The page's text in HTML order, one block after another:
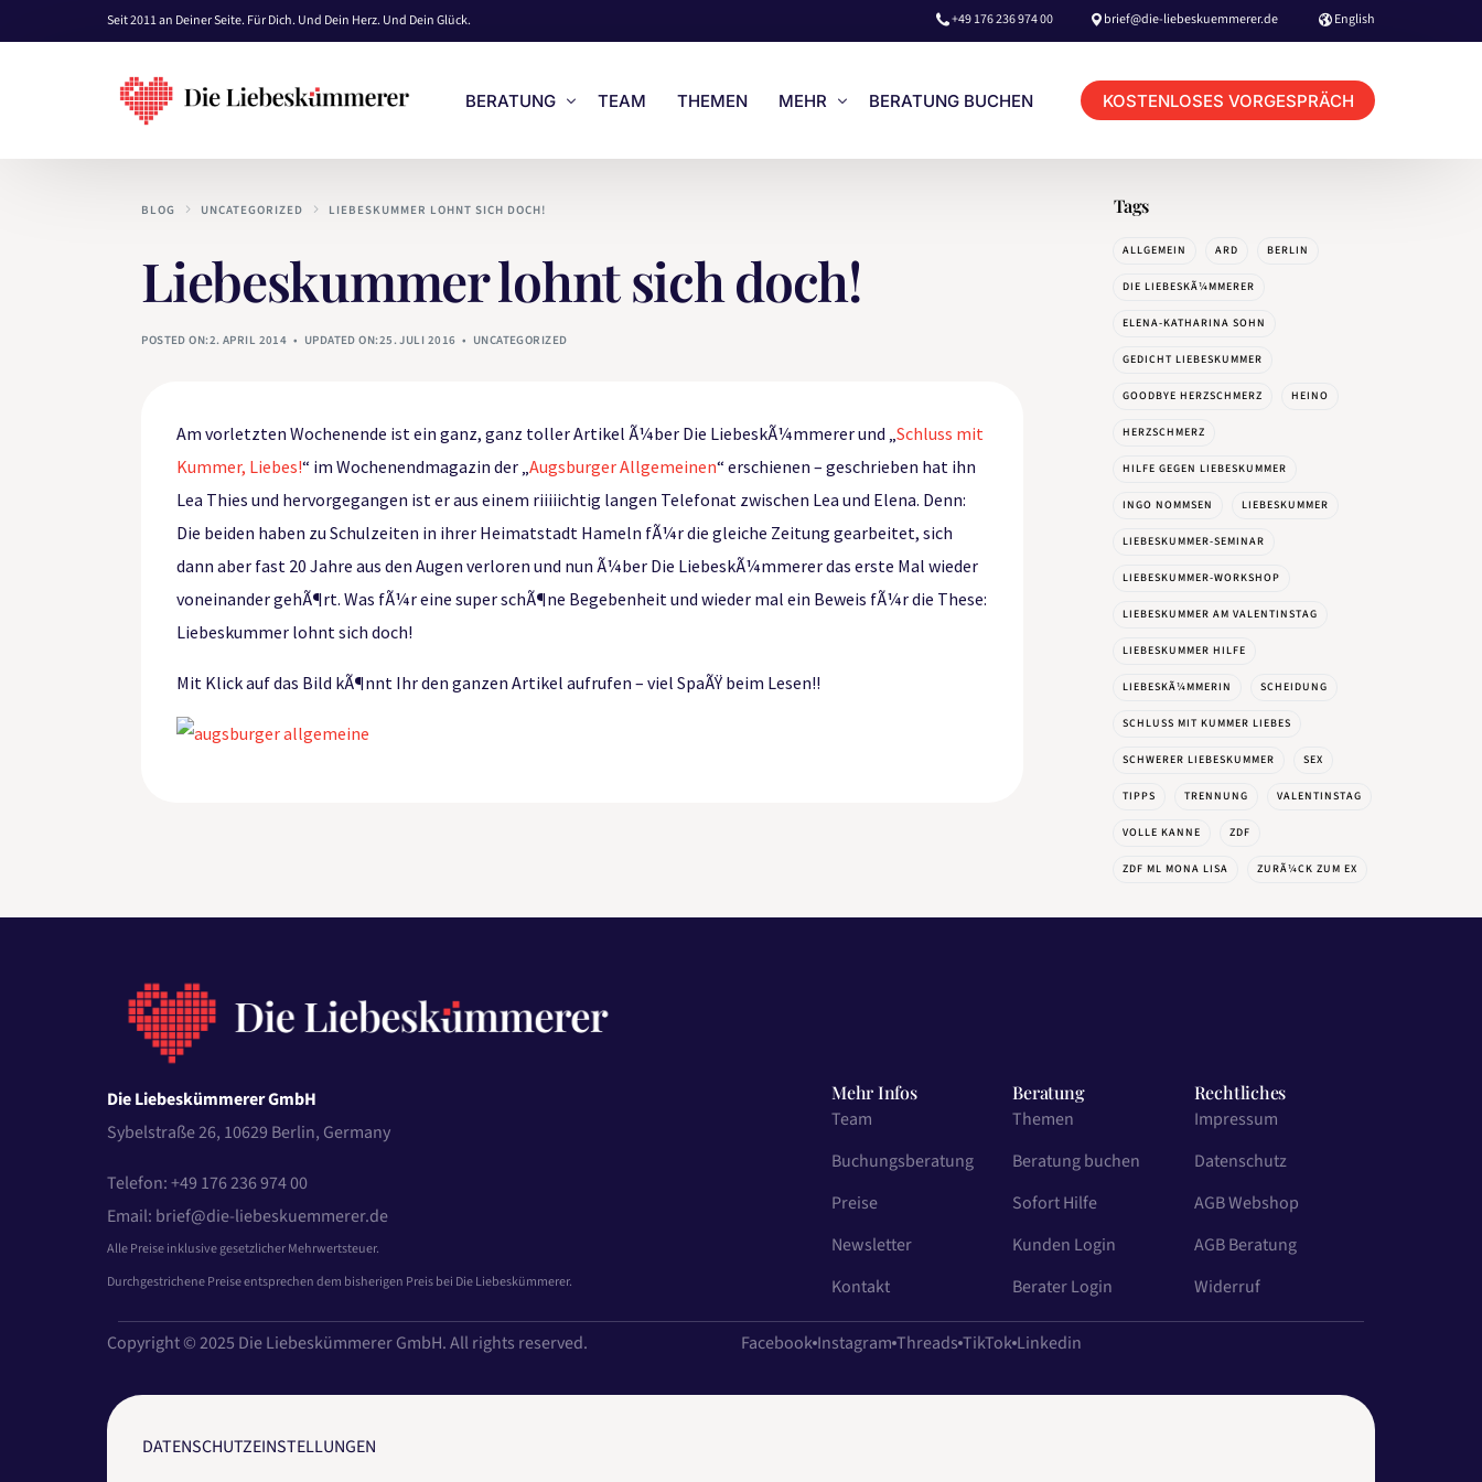
Seit 2011 an Deiner Seite. Für Dich. Und Dein Herz. Und Dein Glück. +49 176 236 974 00 brief@die-liebeskuemmerer.de English
BERATUNG
EINZEL- & PAAR-BERATUNG
PREISE
BERATUNG BUCHEN
TEAM THEMEN MEHR
KUNDEN LOGIN TERMINBUCHUNG
BERATER LOGIN TERMINBUCHUNG
LIEBES-BRIEF VON ELENA
UNSERE BÜCHER
HOME
BERATUNG BUCHEN KOSTENLOSES VORGESPRÄCH
BLOG UNCATEGORIZED LIEBESKUMMER LOHNT SICH DOCH!
Liebeskummer lohnt sich doch!
POSTED ON:2. APRIL 2014 UPDATED ON:25. JULI 2016 UNCATEGORIZED
Am vorletzten Wochenende ist ein ganz, ganz toller Artikel Ã¼ber Die LiebeskÃ¼mmerer und „Schluss mit
Kummer, Liebes!“ im Wochenendmagazin der „Augsburger Allgemeinen“ erschienen – geschrieben hat ihn
Lea Thies und hervorgegangen ist er aus einem riiiiichtig langen Telefonat zwischen Lea und Elena. Denn:
Die beiden haben zu Schulzeiten in ihrer Heimatstadt Hameln fÃ¼r die gleiche Zeitung gearbeitet, sich
dann aber fast 20 Jahre aus den Augen verloren und nun Ã¼ber Die LiebeskÃ¼mmerer das erste Mal wieder
voneinander gehÃ¶rt. Was fÃ¼r eine super schÃ¶ne Begebenheit und wieder mal ein Beweis fÃ¼r die These:
Liebeskummer lohnt sich doch!
Mit Klick auf das Bild kÃ¶nnt Ihr den ganzen Artikel aufrufen – viel SpaÃŸ beim Lesen!!
Tags
ALLGEMEIN ARD BERLIN
DIE LIEBESKÃ¼MMERER
ELENA-KATHARINA SOHN
GEDICHT LIEBESKUMMER
GOODBYE HERZSCHMERZ HEINO
HERZSCHMERZ
HILFE GEGEN LIEBESKUMMER
INGO NOMMSEN LIEBESKUMMER
LIEBESKUMMER-SEMINAR
LIEBESKUMMER-WORKSHOP
LIEBESKUMMER AM VALENTINSTAG
LIEBESKUMMER HILFE
LIEBESKÃ¼MMERIN SCHEIDUNG
SCHLUSS MIT KUMMER LIEBES
SCHWERER LIEBESKUMMER SEX
TIPPS TRENNUNG VALENTINSTAG
VOLLE KANNE ZDF
ZDF ML MONA LISA ZURÃ¼CK ZUM EX
Die Liebeskümmerer GmbH
Sybelstraße 26, 10629 Berlin, Germany
Telefon: +49 176 236 974 00
Email: brief@die-liebeskuemmerer.de
Alle Preise inklusive gesetzlicher Mehrwertsteuer.
Durchgestrichene Preise entsprechen dem bisherigen Preis bei Die Liebeskümmerer.
Mehr Infos
Team
Buchungsberatung
Preise
Newsletter
Kontakt
Beratung
Themen
Beratung buchen
Sofort Hilfe
Kunden Login
Berater Login
Rechtliches
Impressum
Datenschutz
AGB Webshop
AGB Beratung
Widerruf
Copyright © 2025 Die Liebeskümmerer GmbH. All rights reserved. Facebook Instagram Threads TikTok Linkedin
DATENSCHUTZEINSTELLUNGEN